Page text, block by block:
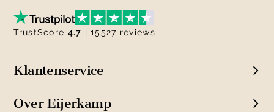
Klantenservice
Over Eijerkamp
TrustScore 4.7 | 15527 reviews